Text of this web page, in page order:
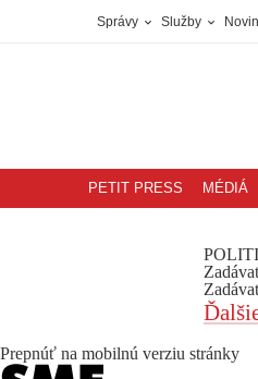
Správy Služby
PETIT PRESS MÉDIÁ
Prepnúť na mobilnú verziu stránky